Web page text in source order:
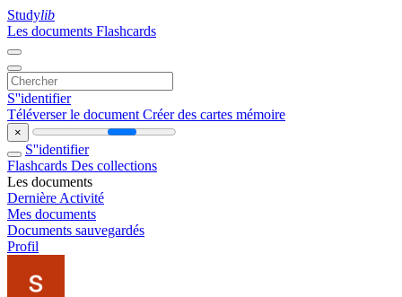
Studylib
Les documents Flashcards
S''identifier
Téléverser le document Créer des cartes mémoire
×
S''identifier
Flashcards Des collections
Les documents
Dernière Activité
Mes documents
Documents sauvegardés
Profil